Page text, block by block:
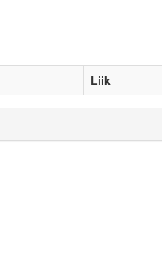
Liik